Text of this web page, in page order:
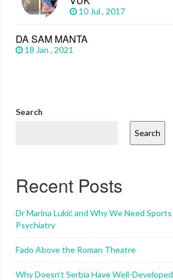
10 Jul , 2017
DA SAM MANTA
18 Jan , 2021
Search
Search
Recent Posts
Dr Marina Lukić and Why We Need Sports
Psychiatry
Fado Above the Roman Theatre
Why Doesn’t Serbia Have Well-Developed